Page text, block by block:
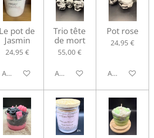
Le pot de
Jasmin
24,95 €
Ajouter au panier
Trio tête
de mort
55,00 €
Ajouter au panier
Pot rose
24,95 €
Ajouter au